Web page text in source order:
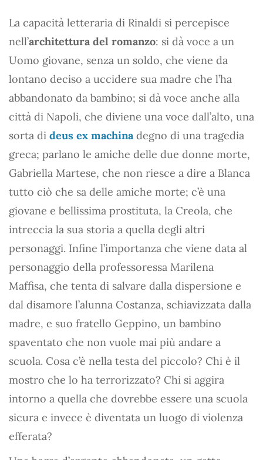
La capacità letteraria di Rinaldi si percepisce
nell’architettura del romanzo: si dà voce a un
Uomo giovane, senza un soldo, che viene da
lontano deciso a uccidere sua madre che l’ha
abbandonato da bambino; si dà voce anche alla
città di Napoli, che diviene una voce dall’alto, una
sorta di deus ex machinadegno di una tragedia
greca; parlano le amiche delle due donne morte,
Gabriella Martese, che non riesce a dire a Blanca
tutto ciò che sa delle amiche morte; c’è una
giovane e bellissima prostituta, la Creola, che
intreccia la sua storia a quella degli altri
personaggi. Infine l’importanza che viene data al
personaggio della professoressa Marilena
Maffisa, che tenta di salvare dalla dispersione e
dal disamore l’alunna Costanza, schiavizzata dalla
madre, e suo fratello Geppino, un bambino
spaventato che non vuole mai più andare a
scuola. Cosa c’è nella testa del piccolo? Chi è il
mostro che lo ha terrorizzato? Chi si aggira
intorno a quella che dovrebbe essere una scuola
sicura e invece è diventata un luogo di violenza
efferata?